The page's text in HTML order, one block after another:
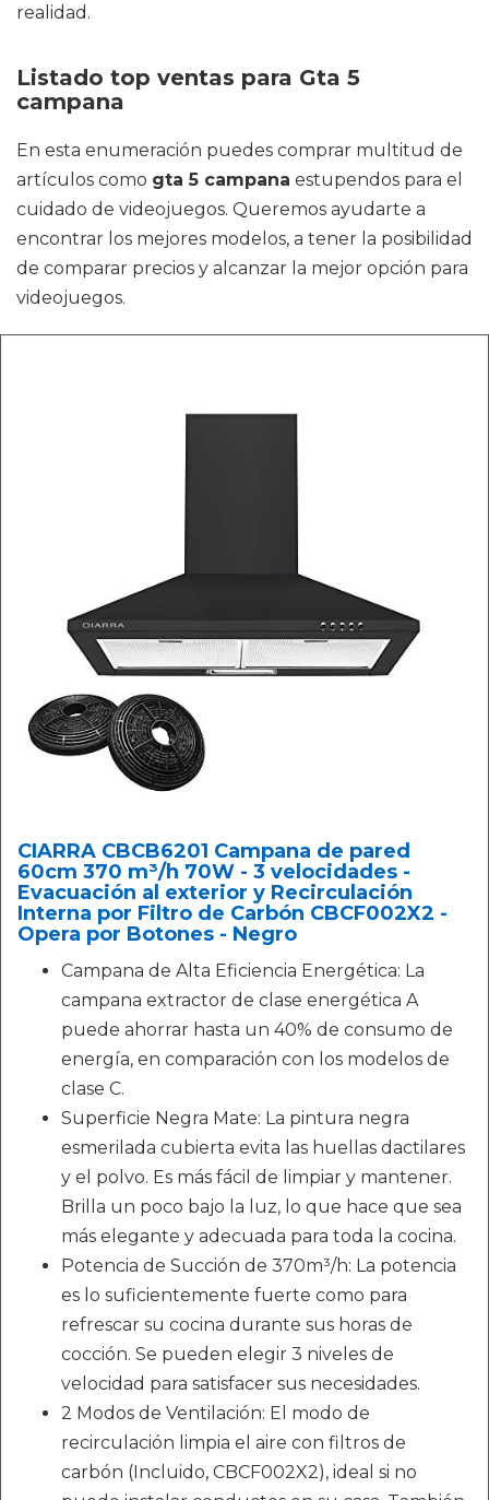
realidad.
Listado top ventas para Gta 5
campana
En esta enumeración puedes comprar multitud de
artículos como gta 5 campana estupendos para el
cuidado de videojuegos. Queremos ayudarte a
encontrar los mejores modelos, a tener la posibilidad
de comparar precios y alcanzar la mejor opción para
videojuegos.
CIARRA CBCB6201 Campana de pared
60cm 370 m³/h 70W - 3 velocidades -
Evacuación al exterior y Recirculación
Interna por Filtro de Carbón CBCF002X2 -
Opera por Botones - Negro
Campana de Alta Eficiencia Energética: La
campana extractor de clase energética A
puede ahorrar hasta un 40% de consumo de
energía, en comparación con los modelos de
clase C.
Superficie Negra Mate: La pintura negra
esmerilada cubierta evita las huellas dactilares
y el polvo. Es más fácil de limpiar y mantener.
Brilla un poco bajo la luz, lo que hace que sea
más elegante y adecuada para toda la cocina.
Potencia de Succión de 370m³/h: La potencia
es lo suficientemente fuerte como para
refrescar su cocina durante sus horas de
cocción. Se pueden elegir 3 niveles de
velocidad para satisfacer sus necesidades.
2 Modos de Ventilación: El modo de
recirculación limpia el aire con filtros de
carbón (Incluido, CBCF002X2), ideal si no